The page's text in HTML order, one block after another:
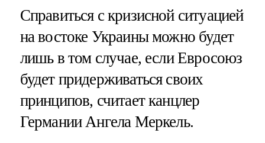
Справиться с кризисной ситуацией
на востоке Украины можно будет
лишь в том случае, если Евросоюз
будет придерживаться своих
принципов, считает канцлер
Германии Ангела Меркель.